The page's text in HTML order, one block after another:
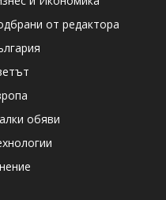
от редактора
обяви